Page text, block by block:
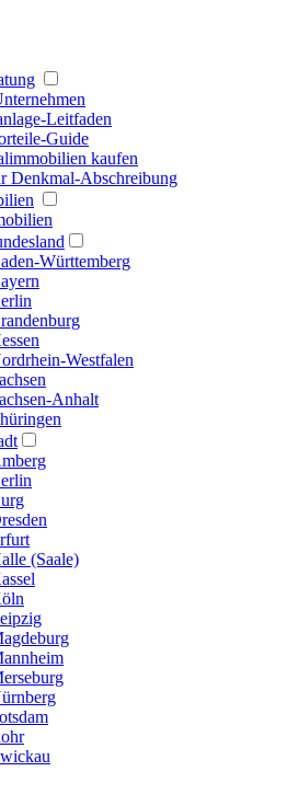
Leitfaden
Guide
kaufen
Denkmal-Abschreibung
Württemberg
Westfalen
Anhalt
(Saale)